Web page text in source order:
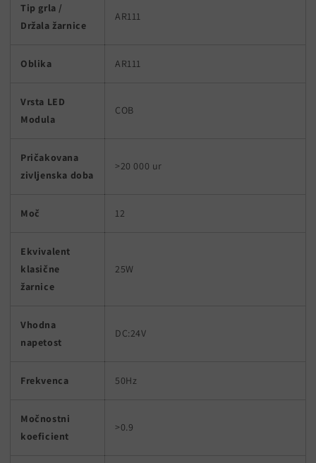
Tip grla /
Držala žarnice
AR111
Oblika AR111
Vrsta LED
Modula
COB
Pričakovana
zivljenska doba
>20 000 ur
Moč 12
Ekvivalent
klasične
žarnice
25W
Vhodna
napetost
DC:24V
Frekvenca 50Hz
Močnostni
koeficient
>0.9